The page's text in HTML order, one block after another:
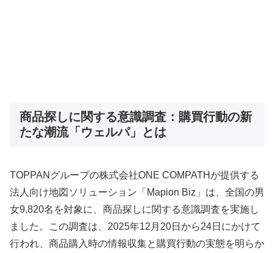
商品探しに関する意識調査：購買行動の新
たな潮流「ウェルパ」とは
TOPPANグループの株式会社ONE COMPATHが提供する
法人向け地図ソリューション「Mapion Biz」は、全国の男
女9,820名を対象に、商品探しに関する意識調査を実施し
ました。この調査は、2025年12月20日から24日にかけて
行われ、商品購入時の情報収集と購買行動の実態を明らか